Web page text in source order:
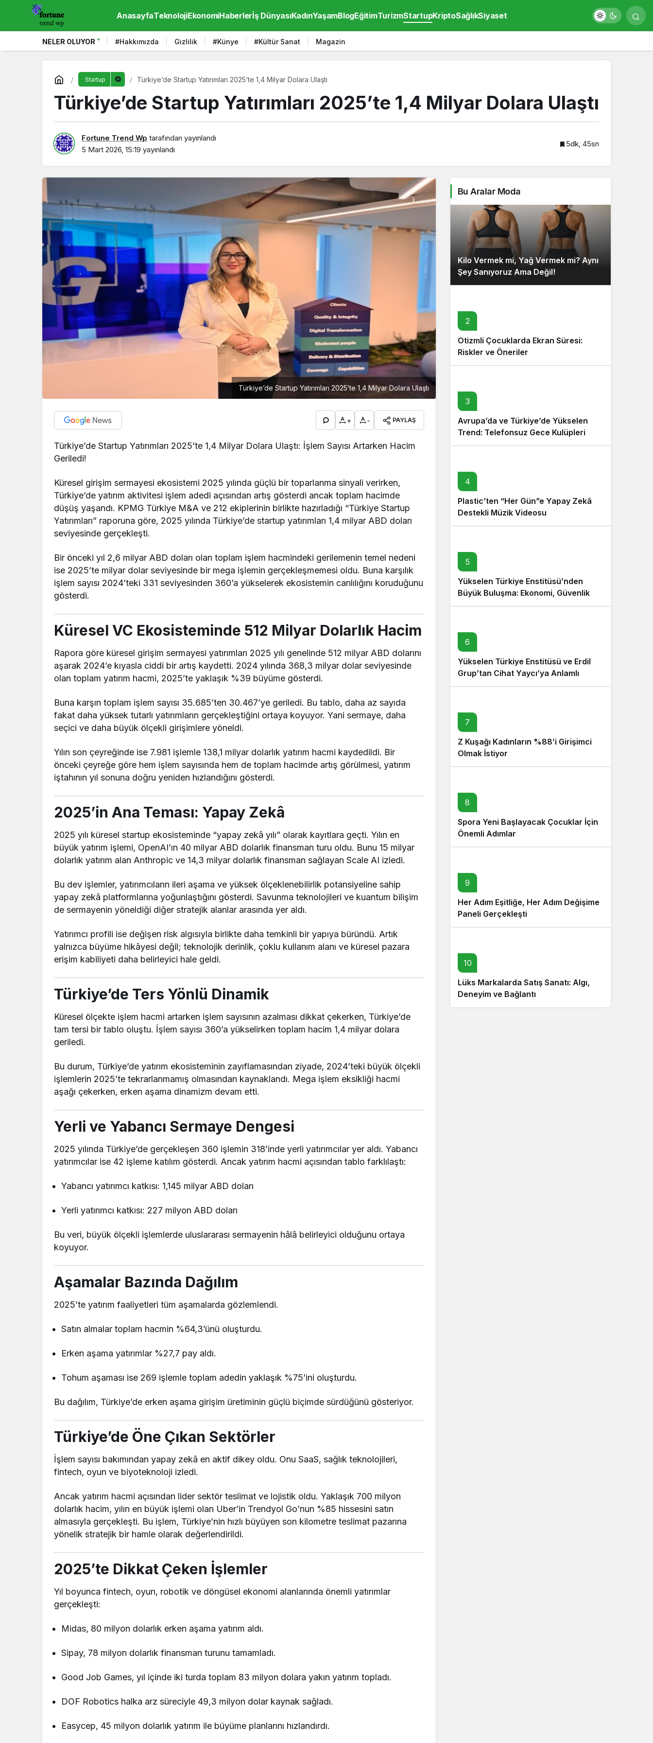
AnasayfaTeknolojiEkonomiHaberlerİş DünyasıKadınYaşamBlogEğitimTurizmStartupKriptoSağlıkSiyaset
NELER OLUYOR #Hakkımızda Gizlilik #Künye #Kültür Sanat Magazin
Startup Türkiye’de Startup Yatırımları 2025’te 1,4 Milyar Dolara Ulaştı
Türkiye’de Startup Yatırımları 2025’te 1,4 Milyar Dolara Ulaştı
Fortune Trend Wp tarafından yayınlandı
5 Mart 2026, 15:19 yayınlandı
5dk, 45sn
Türkiye’de Startup Yatırımları 2025’te 1,4 Milyar Dolara Ulaştı
+ - PAYLAŞ
Türkiye’de Startup Yatırımları 2025’te 1,4 Milyar Dolara Ulaştı: İşlem Sayısı Artarken Hacim
Geriledi!
Küresel girişim sermayesi ekosistemi 2025 yılında güçlü bir toparlanma sinyali verirken,
Türkiye’de yatırım aktivitesi işlem adedi açısından artış gösterdi ancak toplam hacimde
düşüş yaşandı. KPMG Türkiye M&A ve 212 ekiplerinin birlikte hazırladığı “Türkiye Startup
Yatırımları” raporuna göre, 2025 yılında Türkiye’de startup yatırımları 1,4 milyar ABD doları
seviyesinde gerçekleşti.
Bir önceki yıl 2,6 milyar ABD doları olan toplam işlem hacmindeki gerilemenin temel nedeni
ise 2025’te milyar dolar seviyesinde bir mega işlemin gerçekleşmemesi oldu. Buna karşılık
işlem sayısı 2024’teki 331 seviyesinden 360’a yükselerek ekosistemin canlılığını koruduğunu
gösterdi.
Küresel VC Ekosisteminde 512 Milyar Dolarlık Hacim
Rapora göre küresel girişim sermayesi yatırımları 2025 yılı genelinde 512 milyar ABD dolarını
aşarak 2024’e kıyasla ciddi bir artış kaydetti. 2024 yılında 368,3 milyar dolar seviyesinde
olan toplam yatırım hacmi, 2025’te yaklaşık %39 büyüme gösterdi.
Buna karşın toplam işlem sayısı 35.685’ten 30.467’ye geriledi. Bu tablo, daha az sayıda
fakat daha yüksek tutarlı yatırımların gerçekleştiğini ortaya koyuyor. Yani sermaye, daha
seçici ve daha büyük ölçekli girişimlere yöneldi.
Yılın son çeyreğinde ise 7.981 işlemle 138,1 milyar dolarlık yatırım hacmi kaydedildi. Bir
önceki çeyreğe göre hem işlem sayısında hem de toplam hacimde artış görülmesi, yatırım
iştahının yıl sonuna doğru yeniden hızlandığını gösterdi.
2025’in Ana Teması: Yapay Zekâ
2025 yılı küresel startup ekosisteminde “yapay zekâ yılı” olarak kayıtlara geçti. Yılın en
büyük yatırım işlemi, OpenAI’ın 40 milyar ABD dolarlık finansman turu oldu. Bunu 15 milyar
dolarlık yatırım alan Anthropic ve 14,3 milyar dolarlık finansman sağlayan Scale AI izledi.
Bu dev işlemler, yatırımcıların ileri aşama ve yüksek ölçeklenebilirlik potansiyeline sahip
yapay zekâ platformlarına yoğunlaştığını gösterdi. Savunma teknolojileri ve kuantum bilişim
de sermayenin yöneldiği diğer stratejik alanlar arasında yer aldı.
Yatırımcı profili ise değişen risk algısıyla birlikte daha temkinli bir yapıya büründü. Artık
yalnızca büyüme hikâyesi değil; teknolojik derinlik, çoklu kullanım alanı ve küresel pazara
erişim kabiliyeti daha belirleyici hale geldi.
Türkiye’de Ters Yönlü Dinamik
Küresel ölçekte işlem hacmi artarken işlem sayısının azalması dikkat çekerken, Türkiye’de
tam tersi bir tablo oluştu. İşlem sayısı 360’a yükselirken toplam hacim 1,4 milyar dolara
geriledi.
Bu durum, Türkiye’de yatırım ekosisteminin zayıflamasından ziyade, 2024’teki büyük ölçekli
işlemlerin 2025’te tekrarlanmamış olmasından kaynaklandı. Mega işlem eksikliği hacmi
aşağı çekerken, erken aşama dinamizm devam etti.
Yerli ve Yabancı Sermaye Dengesi
2025 yılında Türkiye’de gerçekleşen 360 işlemin 318’inde yerli yatırımcılar yer aldı. Yabancı
yatırımcılar ise 42 işleme katılım gösterdi. Ancak yatırım hacmi açısından tablo farklılaştı:
Yabancı yatırımcı katkısı: 1,145 milyar ABD doları
Yerli yatırımcı katkısı: 227 milyon ABD doları
Bu veri, büyük ölçekli işlemlerde uluslararası sermayenin hâlâ belirleyici olduğunu ortaya
koyuyor.
Aşamalar Bazında Dağılım
2025’te yatırım faaliyetleri tüm aşamalarda gözlemlendi.
Satın almalar toplam hacmin %64,3’ünü oluşturdu.
Erken aşama yatırımlar %27,7 pay aldı.
Tohum aşaması ise 269 işlemle toplam adedin yaklaşık %75’ini oluşturdu.
Bu dağılım, Türkiye’de erken aşama girişim üretiminin güçlü biçimde sürdüğünü gösteriyor.
Türkiye’de Öne Çıkan Sektörler
İşlem sayısı bakımından yapay zekâ en aktif dikey oldu. Onu SaaS, sağlık teknolojileri,
fintech, oyun ve biyoteknoloji izledi.
Ancak yatırım hacmi açısından lider sektör teslimat ve lojistik oldu. Yaklaşık 700 milyon
dolarlık hacim, yılın en büyük işlemi olan Uber’in Trendyol Go’nun %85 hissesini satın
almasıyla gerçekleşti. Bu işlem, Türkiye’nin hızlı büyüyen son kilometre teslimat pazarına
yönelik stratejik bir hamle olarak değerlendirildi.
2025’te Dikkat Çeken İşlemler
Yıl boyunca fintech, oyun, robotik ve döngüsel ekonomi alanlarında önemli yatırımlar
gerçekleşti:
Midas, 80 milyon dolarlık erken aşama yatırım aldı.
Sipay, 78 milyon dolarlık finansman turunu tamamladı.
Good Job Games, yıl içinde iki turda toplam 83 milyon dolara yakın yatırım topladı.
DOF Robotics halka arz süreciyle 49,3 milyon dolar kaynak sağladı.
Easycep, 45 milyon dolarlık yatırım ile büyüme planlarını hızlandırdı.
Bu Aralar Moda
Kilo Vermek mi, Yağ Vermek mi? Aynı
Şey Sanıyoruz Ama Değil!
2
Otizmli Çocuklarda Ekran Süresi:
Riskler ve Öneriler
3
Avrupa’da ve Türkiye’de Yükselen
Trend: Telefonsuz Gece Kulüpleri
4
Plastic’ten “Her Gün”e Yapay Zekâ
Destekli Müzik Videosu
5
Yükselen Türkiye Enstitüsü’nden
Büyük Buluşma: Ekonomi, Güvenlik
Politikaları ve Hukuk Konferansı
6
Yükselen Türkiye Enstitüsü ve Erdil
Grup’tan Cihat Yaycı’ya Anlamlı
Ziyaret
7
Z Kuşağı Kadınların %88’i Girişimci
Olmak İstiyor
8
Spora Yeni Başlayacak Çocuklar İçin
Önemli Adımlar
9
Her Adım Eşitliğe, Her Adım Değişime
Paneli Gerçekleşti
10
Lüks Markalarda Satış Sanatı: Algı,
Deneyim ve Bağlantı